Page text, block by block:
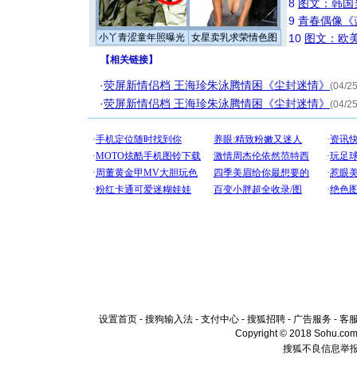
小丫青涩童年照曝光 女星卖乳求荣情色图
8 图文：韩
9 青春偶像《
10 图文：欧
【相关链接】
·荧屏新情侣档 王海珍朱泳腾情困《尘封迷情》 (04/
·荧屏新情侣档 王海珍朱泳腾情困《尘封迷情》 (04/
设置首页 - 搜狗输入法 - 支付中心 - 搜狐招聘 - 广告服务 - 客
Copyright © 2018
搜狐不良信息举